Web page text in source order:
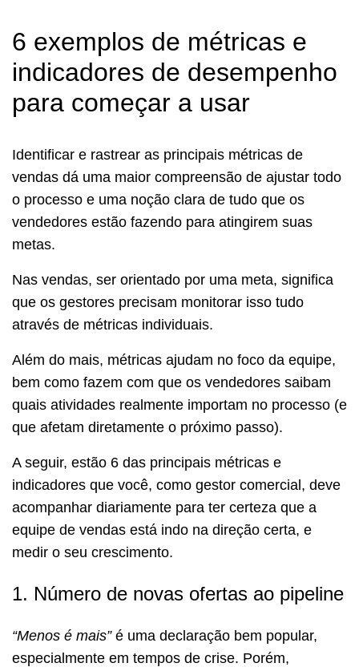
6 exemplos de métricas e
indicadores de desempenho
para começar a usar
Identificar e rastrear as principais métricas de
vendas dá uma maior compreensão de ajustar todo
o processo e uma noção clara de tudo que os
vendedores estão fazendo para atingirem suas
metas.
Nas vendas, ser orientado por uma meta, significa
que os gestores precisam monitorar isso tudo
através de métricas individuais.
Além do mais, métricas ajudam no foco da equipe,
bem como fazem com que os vendedores saibam
quais atividades realmente importam no processo (e
que afetam diretamente o próximo passo).
A seguir, estão 6 das principais métricas e
indicadores que você, como gestor comercial, deve
acompanhar diariamente para ter certeza que a
equipe de vendas está indo na direção certa, e
medir o seu crescimento.
1. Número de novas ofertas ao pipeline
“Menos é mais”é uma declaração bem popular,
especialmente em tempos de crise. Porém,